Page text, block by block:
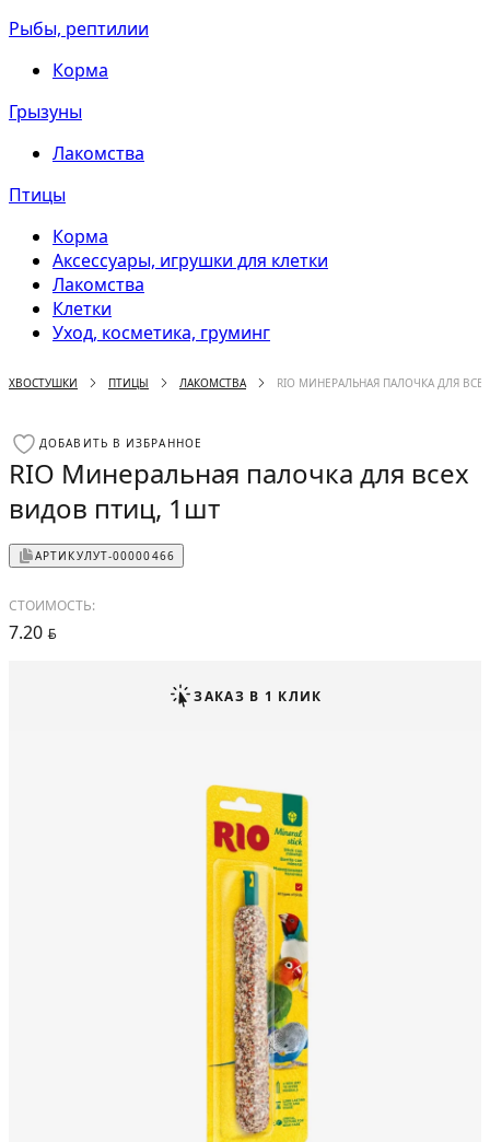
Рыбы, рептилии
Корма
Грызуны
Лакомства
Птицы
Корма
Аксессуары, игрушки для клетки
Лакомства
Клетки
Уход, косметика, груминг
ХВОСТУШКИ ПТИЦЫ ЛАКОМСТВА RIO МИНЕРАЛЬНАЯ ПАЛОЧКА ДЛЯ
ДОБАВИТЬ В ИЗБРАННОЕ
RIO Минеральная палочка для всех
видов птиц, 1шт
АРТИКУЛУТ-00000466
СТОИМОСТЬ:
7.20 BYN
ЗАКАЗ В 1 КЛИК